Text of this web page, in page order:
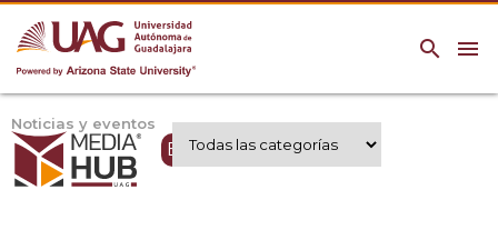
menu
search
Noticias y eventos
Expertos UAG